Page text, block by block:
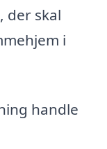
der skal
i
handle